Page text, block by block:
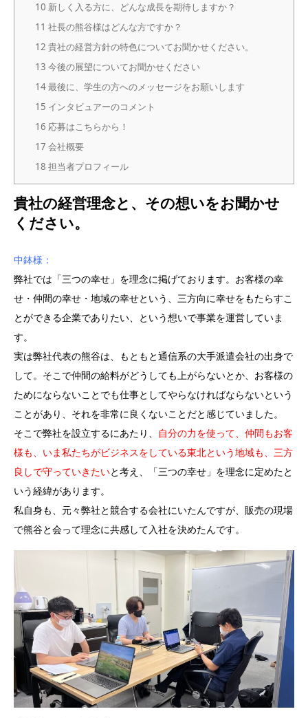
10 新しく入る方に、どんな成長を期待しますか？
11 社長の熊谷様はどんな方ですか？
12 貴社の経営方針の特色についてお聞かせください。
13 今後の展望についてお聞かせください
14最後に、学生の方へのメッセージをお願いします
15 インタビュアーのコメント
16 応募はこちらから！
17 会社概要
18 担当者プロフィール
貴社の経営理念と、その想いをお聞かせ
ください。
中鉢様：
弊社では「三つの幸せ」を理念に掲げております。お客様の幸
せ・仲間の幸せ・地域の幸せという、三方向に幸せをもたらすこ
とができる企業でありたい、という想いで事業を運営していま
す。
実は弊社代表の熊谷は、もともと通信系の大手派遣会社の出身で
して。そこで仲間の給料がどうしても上がらないとか、お客様の
ためにならないことでも仕事としてやらなければならないという
ことがあり、それを非常に良くないことだと感じていました。
そこで弊社を設立するにあたり、
自分の力を使って、仲間もお客
様も、いま私たちがビジネスをしている東北という地域も、三方
良しで守っていきたいと考え、「三つの幸せ」を理念に定めたと
いう経緯があります。
私自身も、元々弊社と競合する会社にいたんですが、販売の現場
で熊谷と会って理念に共感して入社を決めたんです。